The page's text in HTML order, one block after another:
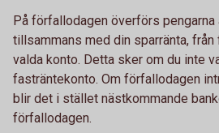
På förfallodagen överförs pengarna
tillsammans med din sparränta,
valda konto. Detta sker om du inte
fasträntekonto. Om förfallodagen
blir det i stället nästkommande
förfallodagen.